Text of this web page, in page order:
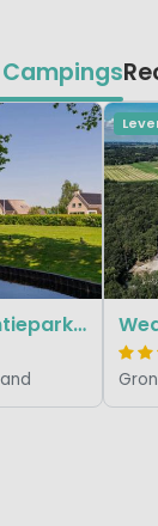
Summio Vakantiepark Emslandermeer